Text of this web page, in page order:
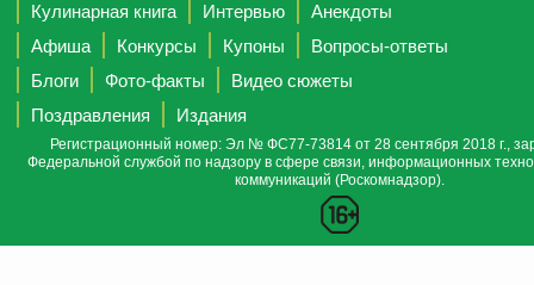
Кулинарная книга
Интервью
Анекдоты
Афиша
Конкурсы Купоны
Вопросы-ответы
Блоги
Фото-факты
Видео сюжеты
Поздравления
Издания
Регистрационный номер: Эл № ФС77-73814 от 28 сентября 2018 г.,
Федеральной службой по надзору в сфере связи, информационных
коммуникаций (Роскомнадзор).